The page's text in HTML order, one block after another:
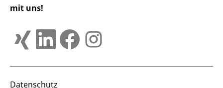
Datenschutz
mit uns!